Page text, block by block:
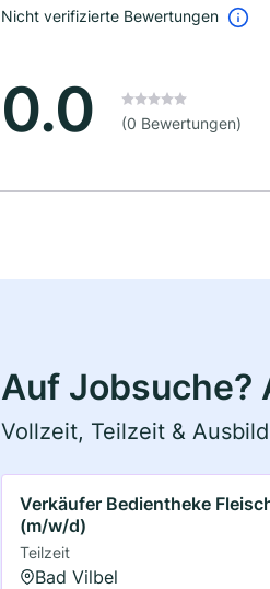
Nicht verifizierte Bewertungen
0.0 (0 Bewertungen)
Auf Jobsuche?
Vollzeit, Teilzeit &
Verkäufer Bedientheke
(m/w/d)
Teilzeit
Bad Vilbel